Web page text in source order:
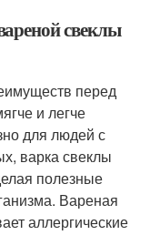
свеклы
перед
и легче
для людей с
варка свеклы
полезные
Вареная
аллергические